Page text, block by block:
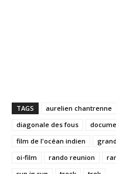
TAGS aurelien chantrenne
diagonale des fous
film de l'océan indien
oi-film
rando reunion